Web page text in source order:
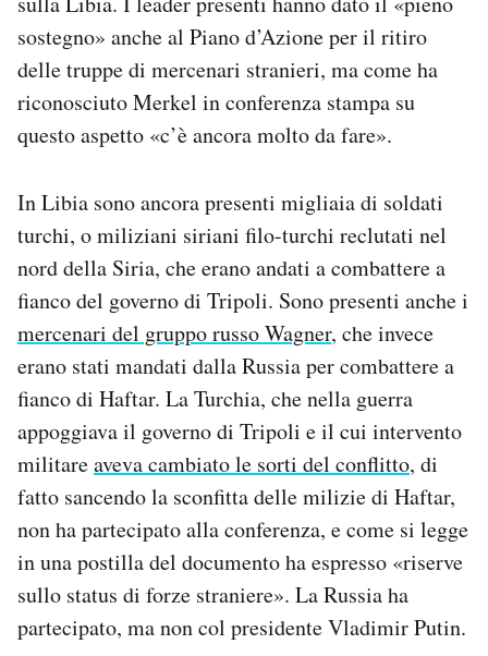
sostegno» anche al Piano d’Azione per il ritiro
delle truppe di mercenari stranieri, ma come ha
riconosciuto Merkel in conferenza stampa su
questo aspetto «c’è ancora molto da fare».
In Libia sono ancora presenti migliaia di soldati
turchi, o miliziani siriani filo-turchi reclutati nel
nord della Siria, che erano andati a combattere a
fianco del governo di Tripoli. Sono presenti anche i
mercenari del gruppo russo Wagner, che invece
erano stati mandati dalla Russia per combattere a
fianco di Haftar. La Turchia, che nella guerra
appoggiava il governo di Tripoli e il cui intervento
militareaveva cambiato le sorti del conflitto, di
fatto sancendo la sconfitta delle milizie di Haftar,
non ha partecipato alla conferenza, e come si legge
in una postilla del documento ha espresso «riserve
sullo status di forze straniere». La Russia ha
partecipato, ma non col presidente Vladimir Putin.